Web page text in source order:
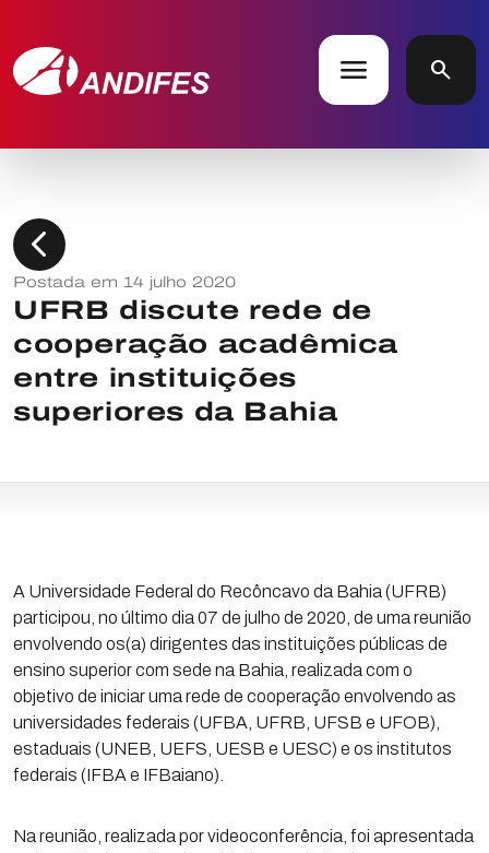
menu search
chevron_left
Postada em 14 julho 2020
UFRB discute rede de
cooperação acadêmica
entre instituições
superiores da Bahia
A Universidade Federal do Recôncavo da Bahia (UFRB)
participou, no último dia 07 de julho de 2020, de uma reunião
envolvendo os(a) dirigentes das instituições públicas de
ensino superior com sede na Bahia, realizada com o
objetivo de iniciar uma rede de cooperação envolvendo as
universidades federais (UFBA, UFRB, UFSB e UFOB),
estaduais (UNEB, UEFS, UESB e UESC) e os institutos
federais (IFBA e IFBaiano).
Na reunião, realizada por videoconferência, foi apresentada